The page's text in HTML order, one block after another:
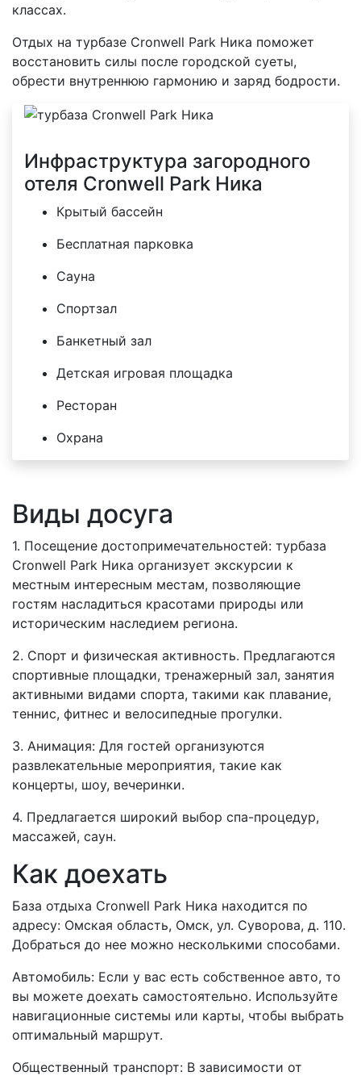
классах.
Отдых на турбазе Cronwell Park Ника поможет
восстановить силы после городской суеты,
обрести внутреннюю гармонию и заряд бодрости.
Инфраструктура загородного
отеля Cronwell Park Ника
Крытый бассейн
Бесплатная парковка
Сауна
Спортзал
Банкетный зал
Детская игровая площадка
Ресторан
Охрана
Виды досуга
1. Посещение достопримечательностей: турбаза
Cronwell Park Ника организует экскурсии к
местным интересным местам, позволяющие
гостям насладиться красотами природы или
историческим наследием региона.
2. Спорт и физическая активность. Предлагаются
спортивные площадки, тренажерный зал, занятия
активными видами спорта, такими как плавание,
теннис, фитнес и велосипедные прогулки.
3. Анимация: Для гостей организуются
развлекательные мероприятия, такие как
концерты, шоу, вечеринки.
4. Предлагается широкий выбор спа-процедур,
массажей, саун.
Как доехать
База отдыха Cronwell Park Ника находится по
адресу: Омская область, Омск, ул. Суворова, д. 110.
Добраться до нее можно несколькими способами.
Автомобиль: Если у вас есть собственное авто, то
вы можете доехать самостоятельно. Используйте
навигационные системы или карты, чтобы выбрать
оптимальный маршрут.
Общественный транспорт: В зависимости от